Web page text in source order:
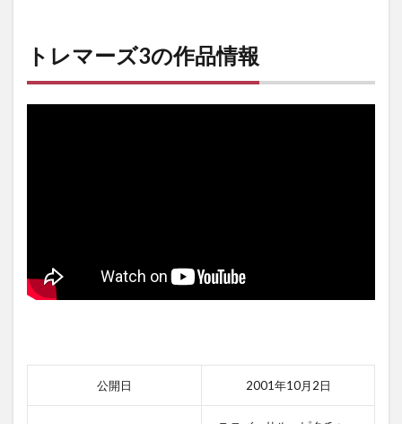
トレマーズ3の作品情報
公開日 2001年10月2日